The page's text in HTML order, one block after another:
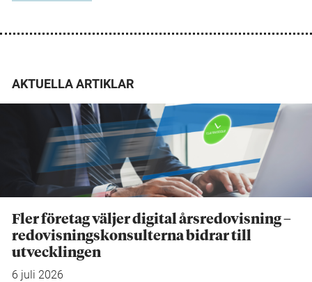
AKTUELLA ARTIKLAR
Fler företag väljer digital årsredovisning –
redovisningskonsulterna bidrar till
utvecklingen
6 juli 2026